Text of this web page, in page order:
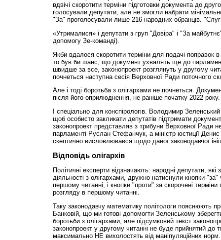
вдвічі скоротити терміни підготовки документа до
голосували депутати, але не змогли набрати мінімально
"За" проголосували лише 216 народних обранців.
«Утрималися» і депутати з груп "Довіра" і "За
допомогу Зе-команді).
Якби вдалося скоротити терміни для подачі поправок в
то був би шанс, що документ ухвалять ще до
швидше за все, законопроект розглянуть у другому
почнеться наступна сесія Верховної Ради поточного
Але і тоді боротьба з олігархами не почнеться.
після його оприлюднення, не раніше початку 2022 року.
І спеціально для конспірологів. Володимир
щоб особисто закликати депутатів підтримати
законопроект представляв з трибуни Верховної Ради
парламенті Руслан Стефанчук, а міністр юстиції
скептично висловлювався щодо даної законодавчої
Відповідь олігархів
Політичні експерти відзначають: народні депутати, які
діяльності з олігархами, дружно натиснули кнопки
першому читанні, і кнопки "проти" за скорочені
розгляду в першому читанні.
Таку законодавчу математику політологи пояснюють
Банковій, що ми готові допомогти Зеленському
боротьби з олігархами, але підсумковий текст
законопроект у другому читанні не буде прийнятий до
максимально НЕ вихолостять від маніпуляційних норм.